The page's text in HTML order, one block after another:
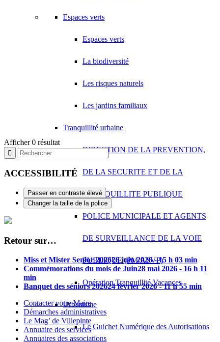
Espaces verts
Espaces verts
La biodiversité
Les risques naturels
Les jardins familiaux
Tranquillité urbaine
DIRECTION DE LA PREVENTION,
DE LA SECURITE ET DE LA
TRANQUILLITE PUBLIQUE
POLICE MUNICIPALE ET AGENTS
DE SURVEILLANCE DE LA VOIE
PUBLIQUE (PM/ASVP)
Opération Tranquillité Vacances
Urbanisme
Le Guichet Numérique des Autorisations
Afficher 0 résultat
ACCESSIBILITÉ
Passer en contraste élevé
Changer la taille de la police
Retour sur…
Miss et Mister Senior 202626 juin 2026 - 15 h 03 min
Commémorations du mois de Juin28 mai 2026 - 16 h 11
min
Banquet des séniors 202624 février 2026 - 11 h 55 min
Contacter votre Maire
Démarches administratives
Le Mag’ de Villepinte
Annuaire des services
Annuaires des associations